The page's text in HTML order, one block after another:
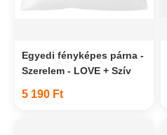
Egyedi fényképes párna -
Szerelem - LOVE + Szív
5 190 Ft